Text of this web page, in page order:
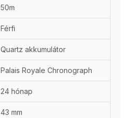
50m
Férfi
Quartz akkumulátor
Palais Royale Chronograph
24 hónap
43 mm